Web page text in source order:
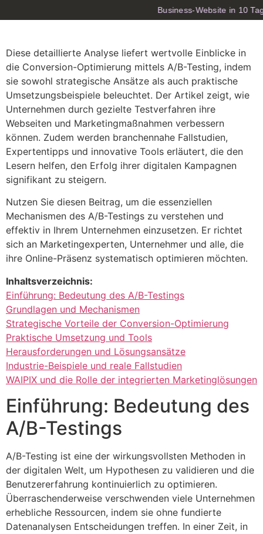
Business-Website in 10
Diese detaillierte Analyse liefert wertvolle Einblicke in
die Conversion-Optimierung mittels A/B-Testing, indem
sie sowohl strategische Ansätze als auch praktische
Umsetzungsbeispiele beleuchtet. Der Artikel zeigt, wie
Unternehmen durch gezielte Testverfahren ihre
Webseiten und Marketingmaßnahmen verbessern
können. Zudem werden branchennahe Fallstudien,
Expertentipps und innovative Tools erläutert, die den
Lesern helfen, den Erfolg ihrer digitalen Kampagnen
signifikant zu steigern.
Nutzen Sie diesen Beitrag, um die essenziellen
Mechanismen des A/B-Testings zu verstehen und
effektiv in Ihrem Unternehmen einzusetzen. Er richtet
sich an Marketingexperten, Unternehmer und alle, die
ihre Online-Präsenz systematisch optimieren möchten.
Inhaltsverzeichnis:
Einführung: Bedeutung des A/B-Testings
Grundlagen und Mechanismen
Strategische Vorteile der Conversion-Optimierung
Praktische Umsetzung und Tools
Herausforderungen und Lösungsansätze
Industrie-Beispiele und reale Fallstudien
WAIPIX und die Rolle der integrierten Marketinglösungen
Einführung: Bedeutung des
A/B-Testings
A/B-Testing ist eine der wirkungsvollsten Methoden in
der digitalen Welt, um Hypothesen zu validieren und die
Benutzererfahrung kontinuierlich zu optimieren.
Überraschenderweise verschwenden viele Unternehmen
erhebliche Ressourcen, indem sie ohne fundierte
Datenanalysen Entscheidungen treffen. In einer Zeit, in